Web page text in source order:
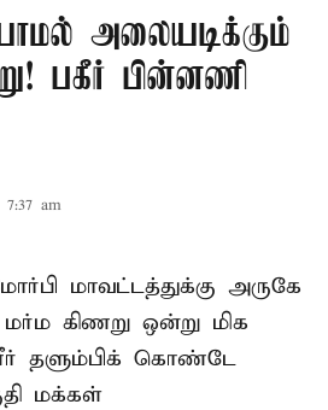
அலையடிக்கும்
பகீர் பின்னணி
am
மாவட்டத்துக்கு அருகே
கிணறு ஒன்று மிக
தளும்பிக் கொண்டே
மக்கள்